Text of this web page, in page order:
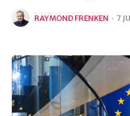
RAYMOND FRENKEN · 7